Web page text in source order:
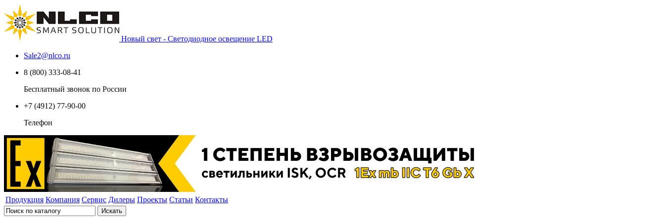
Новый свет - Светодиодное освещение LED
Sale2@nlco.ru
8 (800) 333-08-41
Бесплатный звонок по России
+7 (4912) 77-90-00
Телефон
Продукция Компания Сервис Дилеры Проекты Статьи Контакты